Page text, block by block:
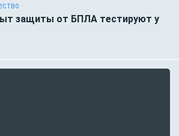
защиты от БПЛА тестируют у